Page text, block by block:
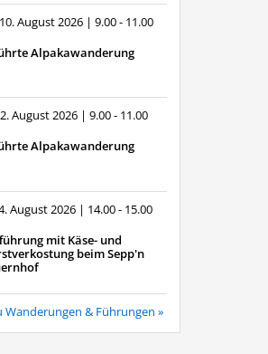
August 2026 | 9.00 - 11.00
Alpakawanderung
August 2026 | 9.00 - 11.00
Alpakawanderung
August 2026 | 14.00 - 15.00
mit Käse- und
beim Sepp'n
& Führungen »